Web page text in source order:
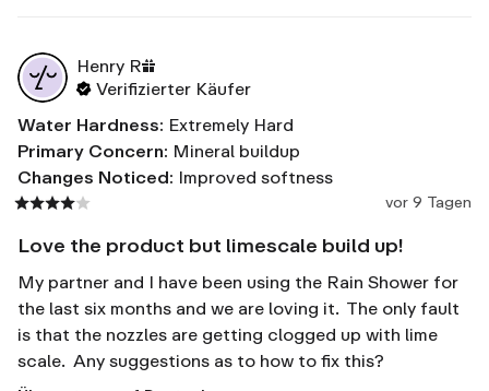
Henry R
Verifizierter Käufer
Water Hardness: Extremely Hard
Primary Concern: Mineral buildup
Changes Noticed: Improved softness
vor 9 Tagen
Love the product but limescale build up!
My partner and I have been using the Rain Shower for
the last six months and we are loving it.  The only fault
is that the nozzles are getting clogged up with lime
scale.  Any suggestions as to how to fix this?